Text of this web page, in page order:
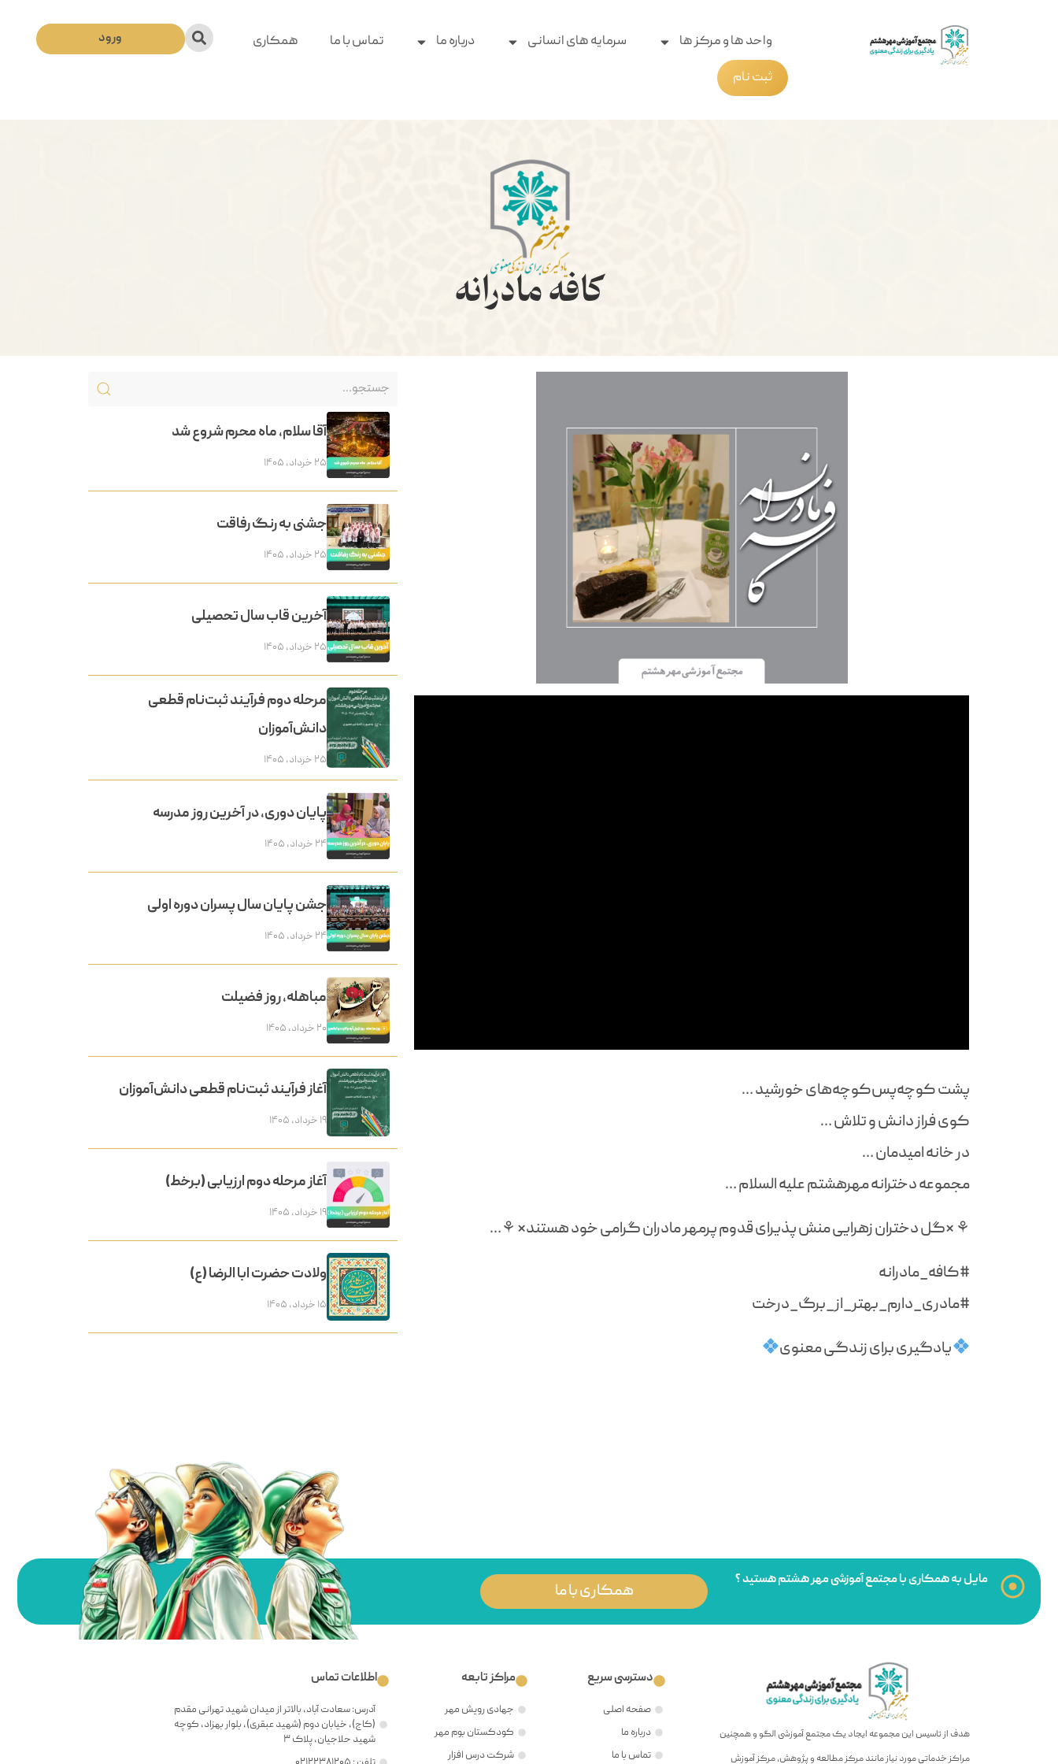
واحد ها و مرکز ها سرمایه های انسانی درباره ما تماس با ما
همکاری
ثبت نام
ورود
کافه مادرانه
پشت کوچه‌پس‌کوچه‌های خورشید …
کوی فراز دانش و تلاش …
در خانه اميدمان …
مجموعه دخترانه مهرهشتم عليه السلام …
⚘ *گل دختران زهرايى منش پذيراى قدوم پرمهر مادران گرامى خود هستند* ⚘…
#کافه_مادرانه
#مادری_دارم_بهتر_از_برگ_درخت
یادگیری برای زندگی معنوی
آقا سلام، ماه محرم شروع شد
۲۵ خرداد, ۱۴۰۵
جشنی به رنگ رفاقت
۲۵ خرداد, ۱۴۰۵
آخرین قاب سال تحصیلی
۲۵ خرداد, ۱۴۰۵
مرحله دوم فرآیند ثبت‌نام قطعی
دانش‌آموزان
۲۵ خرداد, ۱۴۰۵
پایان دوری، در آخرین روز مدرسه
۲۴ خرداد, ۱۴۰۵
جشن پایان سال پسران دوره اولی
۲۴ خرداد, ۱۴۰۵
مباهله، روز فضیلت
۲۰ خرداد, ۱۴۰۵
آغاز فرآیند ثبت‌نام قطعی دانش‌آموزان
۱۹ خرداد, ۱۴۰۵
آغاز مرحله دوم ارزیابی (برخط)
۱۹ خرداد, ۱۴۰۵
ولادت حضرت ابا الرضا (ع)
۱۵ خرداد, ۱۴۰۵
مایل به همکاری با مجتمع آموزشی مهر هشتم هستید ؟
همکاری با ما
هدف از تاسیس این مجموعه ایجاد یک مجتمع آموزشی الگو و همچنین
مراکز خدماتی مورد نیاز مانند مرکز مطالعه و پژوهش، مرکز آموزش
دسترسی سریع
صفحه اصلی
درباره ما
تماس با ما
مراکز تابعه
جهادی رویش مهر
کودکستان بوم مهر
شرکت درس افزار
اطلاعات تماس
آدرس: سعادت آباد، بالاتر از میدان شهید تهرانی مقدم
(کاج)، خیابان دوم (شهید عبقری)، بلوار بهزاد، کوچه
شهید حلاجیان، پلاک ۳